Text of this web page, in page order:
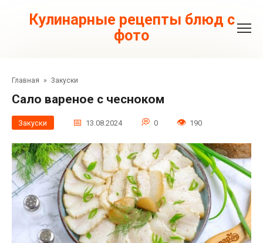
контентуКулинарные рецепты блюд с
фото
Главная » Закуски
Сало вареное с чесноком
Закуски 13.08.2024 0 190